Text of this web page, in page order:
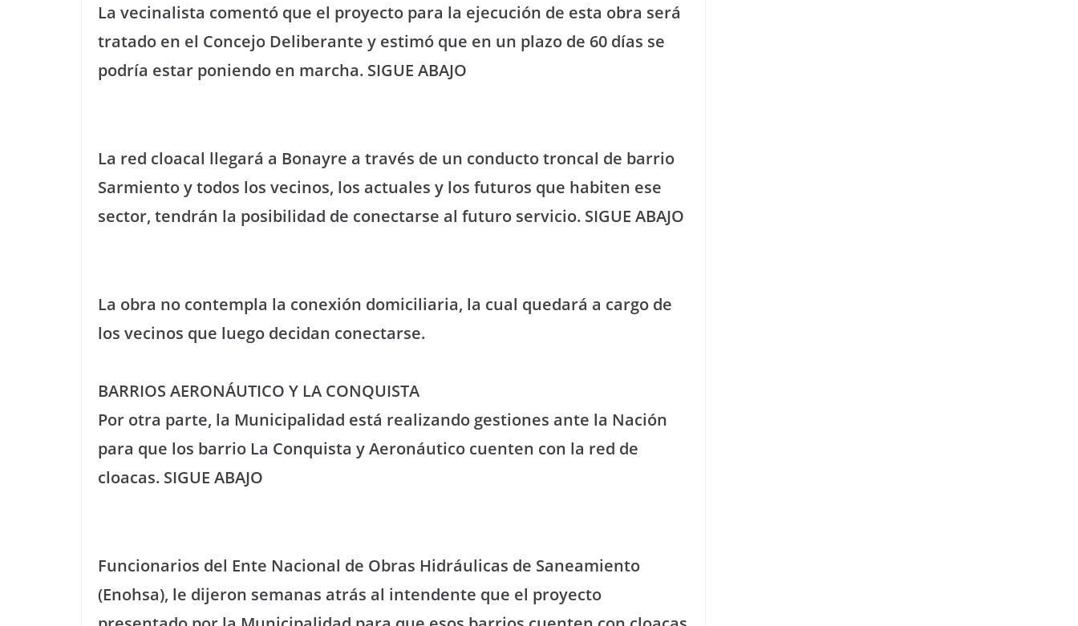
La vecinalista comentó que el proyecto para la ejecución de esta obra será
tratado en el Concejo Deliberante y estimó que en un plazo de 60 días se
podría estar poniendo en marcha. SIGUE ABAJO
La red cloacal llegará a Bonayre a través de un conducto troncal de barrio
Sarmiento y todos los vecinos, los actuales y los futuros que habiten ese
sector, tendrán la posibilidad de conectarse al futuro servicio. SIGUE ABAJO
La obra no contempla la conexión domiciliaria, la cual quedará a cargo de
los vecinos que luego decidan conectarse.
BARRIOS AERONÁUTICO Y LA CONQUISTA
Por otra parte, la Municipalidad está realizando gestiones ante la Nación
para que los barrio La Conquista y Aeronáutico cuenten con la red de
cloacas. SIGUE ABAJO
Funcionarios del Ente Nacional de Obras Hidráulicas de Saneamiento
(Enohsa), le dijeron semanas atrás al intendente que el proyecto